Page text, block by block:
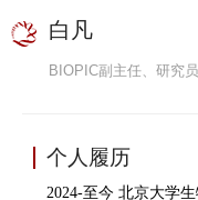
白凡
BIOPIC副主任、研究员
个人履历
2024-至今 北京大学